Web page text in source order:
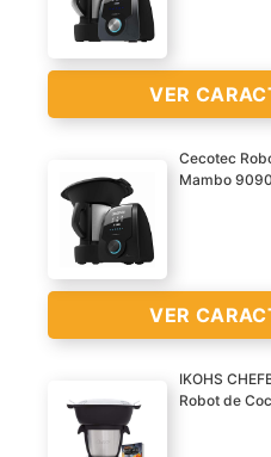
calidad apta para una
limpieza rápida y fácil en
el lavavajillas.
Posibilidad de cocinar en
para 3.3 Litros, el cestillo
de hervir y en la vaporera
a dos niveles para ahorrar
tiempo.
Movimiento SlowMambo
que permite cocinar a
baja temperatura
lentamente mientras
remueve constantemente
con la cuchara
VER
Jarra de acero inoxidable
con gran capacidad de
hasta 3,3 litros;
completamente
personalizable en todos
ofrecer infinidad de
posibilidades en tu cocina
diaria
Cecotec
Mambo
VER
Robot de cocina
IKOHS
Robot de